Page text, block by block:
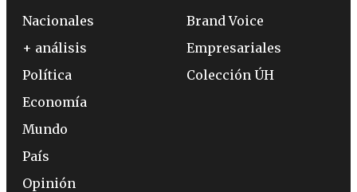
Nacionales
+ análisis
Política
Economía
Mundo
País
Opinión
Brand Voice
Empresariales
Colección ÚH